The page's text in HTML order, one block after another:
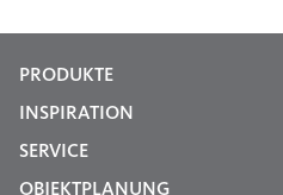
PRODUKTE
INSPIRATION
SERVICE
OBJEKTPLANUNG